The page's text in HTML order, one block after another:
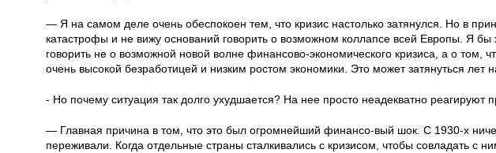
— Я на самом деле очень обеспокоен тем, что кризис настолько затянулся. Но в
катастрофы и не вижу оснований говорить о возможном коллапсе всей Европы. Я бы
говорить не о возможной новой волне финансово-экономического кризиса, а о том,
очень высокой безработицей и низким ростом экономики. Это может затянуться лет
- Но почему ситуация так долго ухудшается? На нее просто неадекватно реагируют
— Главная причина в том, что это был огромнейший финансо-вый шок. С 1930-х
переживали. Когда отдельные страны сталкивались с кризисом, чтобы совладать с